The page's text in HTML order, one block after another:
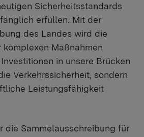
Sicherheitsstandards
erfüllen. Mit der
des Landes wird die
komplexen Maßnahmen
in unsere Brücken
Verkehrssicherheit, sondern
Leistungsfähigkeit
die Sammelausschreibung für